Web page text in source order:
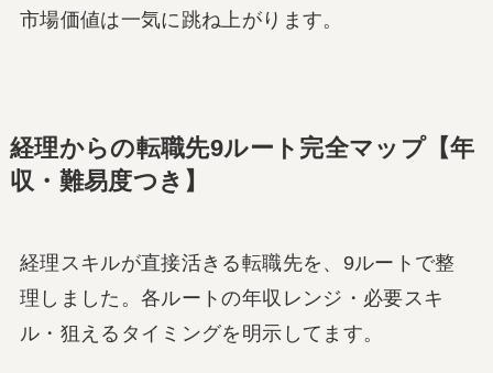
市場価値は一気に跳ね上がります。
経理からの転職先9ルート完全マップ【年
収・難易度つき】
経理スキルが直接活きる転職先を、9ルートで整
理しました。各ルートの年収レンジ・必要スキ
ル・狙えるタイミングを明示してます。